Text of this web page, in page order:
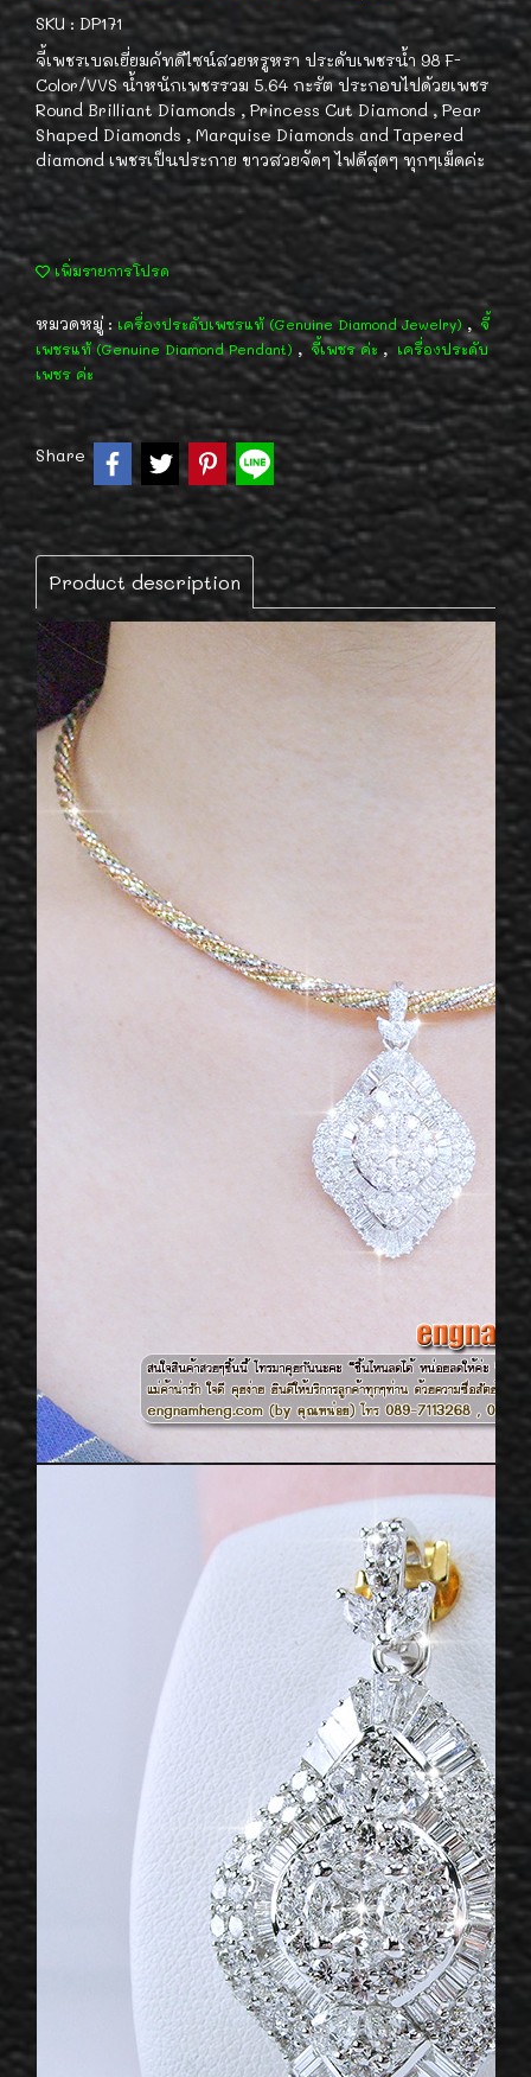
SKU : DP171
จี้เพชรเบลเยี่ยมคัทดีไซน์สวยหรูหรา ประดับเพชรน้ำ 98 F-
Color/VVS น้ำหนักเพชรรวม 5.64 กะรัต ประกอบไปด้วยเพชร
Round Brilliant Diamonds , Princess Cut Diamond , Pear
Shaped Diamonds , Marquise Diamonds and Tapered
diamond เพชรเป็นประกาย ขาวสวยจัดๆ ไฟดีสุดๆ ทุกๆเม็ดค่ะ
เพิ่มรายการโปรด
หมวดหมู่ : เครื่องประดับเพชรแท้ (Genuine Diamond Jewelry) , จี้
เพชรแท้ (Genuine Diamond Pendant) , จี้เพชร ค่ะ , เครื่องประดับ
เพชร ค่ะ
Share
Product description